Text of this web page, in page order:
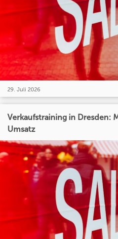
29. Juli 2026
Verkaufstraining in Dresden:
Umsatz